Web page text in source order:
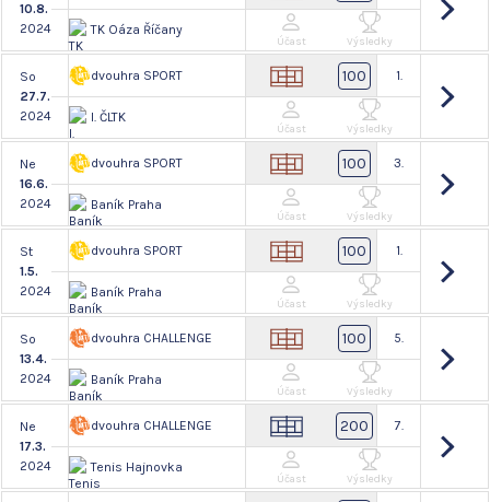
10.8.
2024
TK Oáza Říčany
Účast Výsledky
So
27.7.
2024
dvouhra SPORT
I. ČLTK
100 1.
Účast Výsledky
Ne
16.6.
2024
dvouhra SPORT
Baník Praha
100 3.
Účast Výsledky
St
1.5.
2024
dvouhra SPORT
Baník Praha
100 1.
Účast Výsledky
So
13.4.
2024
dvouhra CHALLENGE
Baník Praha
100 5.
Účast Výsledky
Ne
17.3.
2024
dvouhra CHALLENGE
Tenis Hajnovka
200 7.
Účast Výsledky